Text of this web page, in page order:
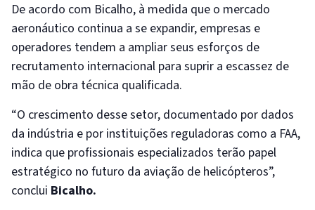
De acordo com Bicalho, à medida que o mercado
aeronáutico continua a se expandir, empresas e
operadores tendem a ampliar seus esforços de
recrutamento internacional para suprir a escassez de
mão de obra técnica qualificada.
“O crescimento desse setor, documentado por dados
da indústria e por instituições reguladoras como a FAA,
indica que profissionais especializados terão papel
estratégico no futuro da aviação de helicópteros”,
conclui Bicalho.